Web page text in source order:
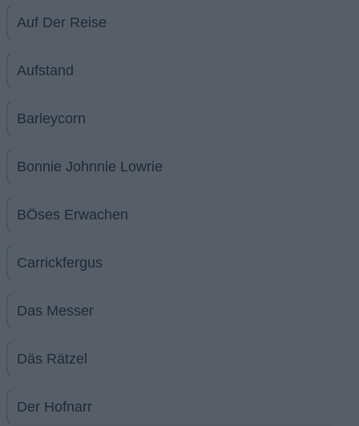
Auf Der Reise
Aufstand
Barleycorn
Bonnie Johnnie Lowrie
BÖses Erwachen
Carrickfergus
Das Messer
Däs Rätzel
Der Hofnarr